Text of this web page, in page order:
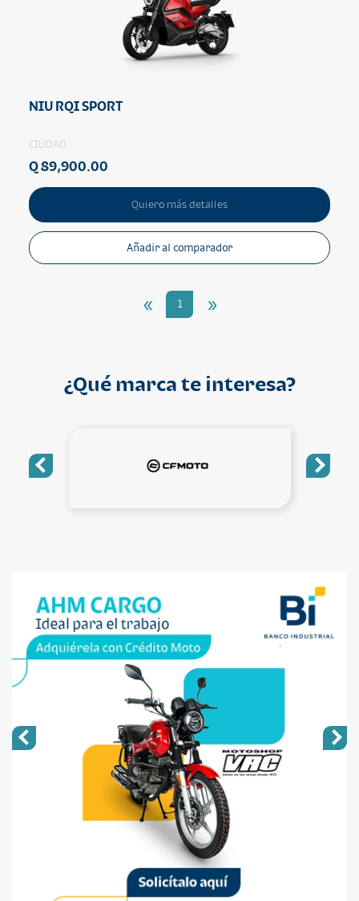
NIU RQI SPORT
CIUDAD
Q 89,900.00
Quiero más detalles
Añadir al comparador
« 1 »
¿Qué marca te interesa?